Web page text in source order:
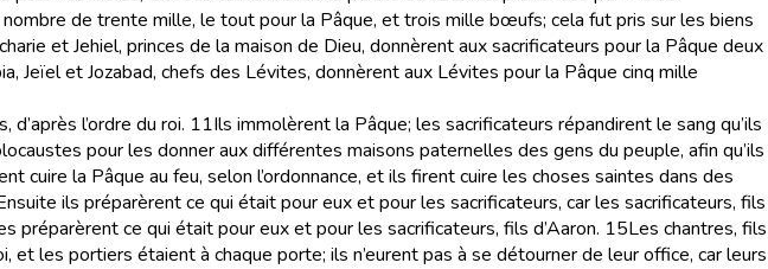
de trente mille, le tout pour la Pâque, et trois mille bœufs; cela fut pris sur les biens
et Jehiel, princes de la maison de Dieu, donnèrent aux sacrificateurs pour la Pâque deux
Jeïel et Jozabad, chefs des Lévites, donnèrent aux Lévites pour la Pâque cinq mille
l’ordre du roi. 11Ils immolèrent la Pâque; les sacrificateurs répandirent le sang qu’ils
pour les donner aux différentes maisons paternelles des gens du peuple, afin qu’ils
cuire la Pâque au feu, selon l’ordonnance, et ils firent cuire les choses saintes dans des
ils préparèrent ce qui était pour eux et pour les sacrificateurs, car les sacrificateurs, fils
préparèrent ce qui était pour eux et pour les sacrificateurs, fils d’Aaron. 15Les chantres, fils
et les portiers étaient à chaque porte; ils n’eurent pas à se détourner de leur office, car leurs